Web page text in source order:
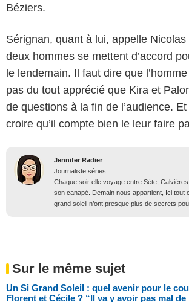
Béziers.
Sérignan, quant à lui, appelle
deux hommes se mettent d’accord
le lendemain. Il faut dire que l’homme
pas du tout apprécié que Kira et
de questions à la fin de l’audience.
croire qu’il compte bien le leur faire
Jennifer Radier
Journaliste séries
Chaque soir elle voyage entre Sète,
son canapé. Demain nous appartient, Ici tout
grand soleil n’ont presque plus de secrets
Sur le même sujet
Un Si Grand Soleil : quel avenir pour le
Florent et Cécile ? “Il va y avoir pas mal